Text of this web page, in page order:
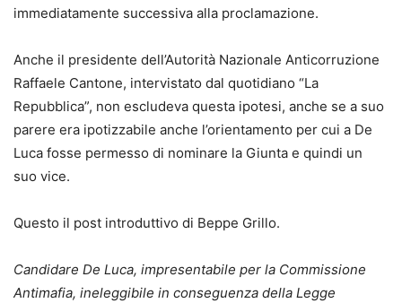
immediatamente successiva alla proclamazione.
Anche il presidente dell’Autorità Nazionale Anticorruzione
Raffaele Cantone, intervistato dal quotidiano “La
Repubblica”, non escludeva questa ipotesi, anche se a suo
parere era ipotizzabile anche l’orientamento per cui a De
Luca fosse permesso di nominare la Giunta e quindi un
suo vice.
Questo il post introduttivo di Beppe Grillo.
Candidare De Luca, impresentabile per la Commissione
Antimafia, ineleggibile in conseguenza della Legge